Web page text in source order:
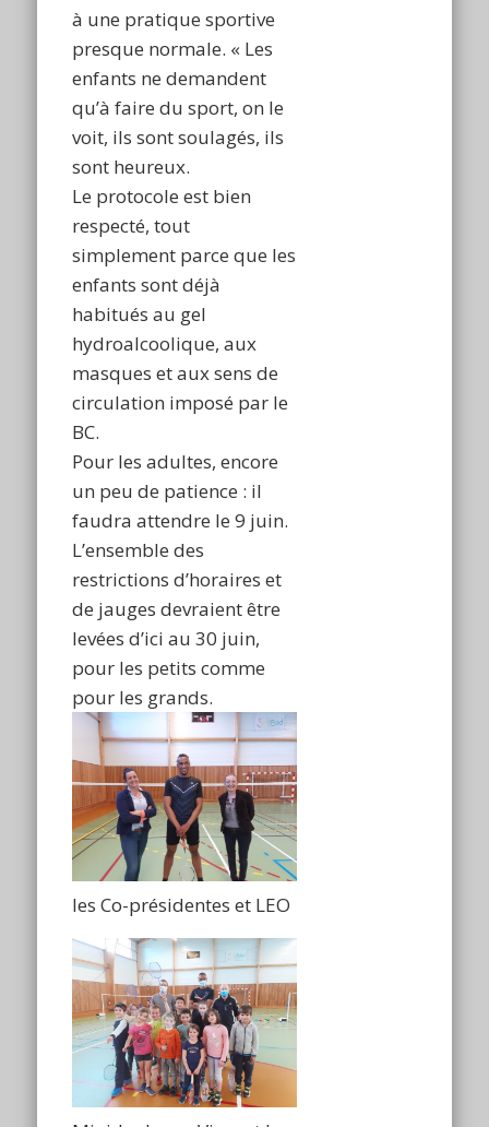
à une pratique sportive
presque normale. « Les
enfants ne demandent
qu’à faire du sport, on le
voit, ils sont soulagés, ils
sont heureux.
Le protocole est bien
respecté, tout
simplement parce que les
enfants sont déjà
habitués au gel
hydroalcoolique, aux
masques et aux sens de
circulation imposé par le
BC.
Pour les adultes, encore
un peu de patience : il
faudra attendre le 9 juin.
L’ensemble des
restrictions d’horaires et
de jauges devraient être
levées d’ici au 30 juin,
pour les petits comme
pour les grands.
les Co-présidentes et LEO